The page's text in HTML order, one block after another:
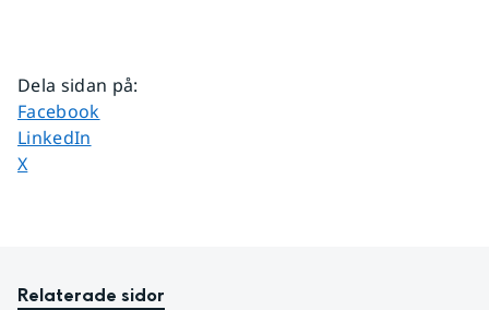
Dela sidan på:
Dela sidan på
Facebook
Dela sidan på
LinkedIn
Dela sidan på
X
Relaterade sidor